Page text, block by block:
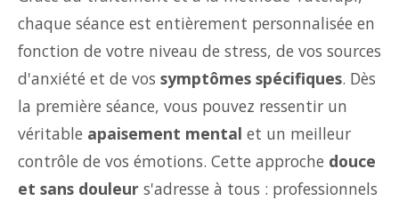
chaque séance est entièrement personnalisée en
fonction de votre niveau de stress, de vos sources
d'anxiété et de vos symptômes spécifiques. Dès
la première séance, vous pouvez ressentir un
véritable apaisement mental et un meilleur
contrôle de vos émotions. Cette approche douce
et sans douleur s'adresse à tous : professionnels